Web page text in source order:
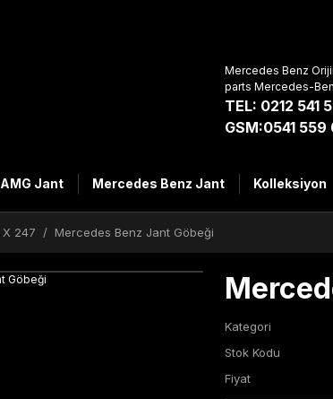
Mercedes Benz
TEL: 0212 541
GSM:0541 559
AMG Jant Mercedes Benz Jant Kolleksiyon
X 247 Mercedes Benz Jant Göbeği
Kategori
Stok Kodu
Fiyat